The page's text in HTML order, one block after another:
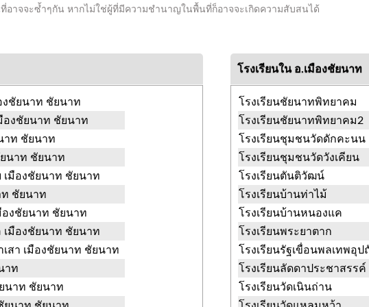
อาจจะซ้ำๆกัน หากไม่ใช่ผู้ที่มีความชำนาญในพื้นที่ก็อาจจะเกิดความสับสนได้
งชัยนาท ชัยนาท
องชัยนาท ชัยนาท
าท ชัยนาท
ยนาท ชัยนาท
เมืองชัยนาท ชัยนาท
ท ชัยนาท
องชัยนาท ชัยนาท
เมืองชัยนาท ชัยนาท
สา เมืองชัยนาท ชัยนาท
าท
นาท ชัยนาท
โรงเรียนใน อ.เมืองชัยนาท
โรงเรียนชัยนาทพิทยาคม
โรงเรียนชัยนาทพิทยาคม2
โรงเรียนชุมชนวัดดักคะนน
โรงเรียนชุมชนวัดวังเคียน
โรงเรียนตันติวัฒน์
โรงเรียนบ้านท่าไม้
โรงเรียนบ้านหนองแค
โรงเรียนพระยาตาก
โรงเรียนรัฐเขื่อนพลเทพอุป
โรงเรียนลัดดาประชาสรรค์
โรงเรียนวัดเนินถ่าน